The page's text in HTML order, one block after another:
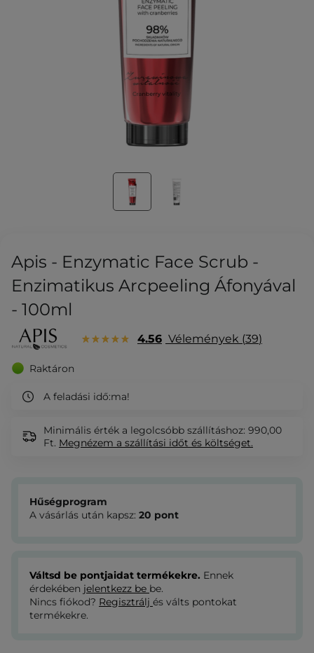
Apis - Enzymatic Face Scrub -
Enzimatikus Arcpeeling Áfonyával
- 100ml
4.56 Vélemények 39
Raktáron
A feladási idő:ma!
Minimális érték a legolcsóbb szállításhoz: 990,00
Ft. Megnézem a szállítási időt és költséget.
Hűségprogram
A vásárlás után kapsz: 20 pont
Váltsd be pontjaidat termékekre. Ennek
érdekében jelentkezz be be.
Nincs fiókod? Regisztrálj és válts pontokat
termékekre.